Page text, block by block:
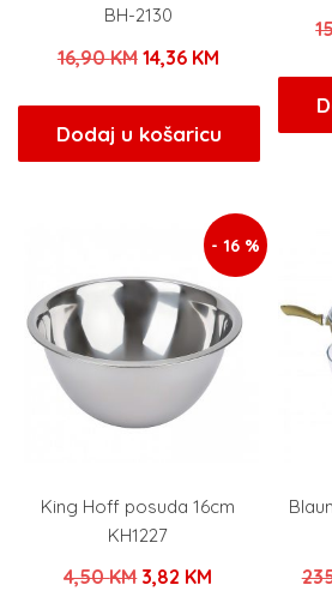
BH-2130
16,90KM Izvorna
bila
je:
14,36 KMTrenutna
je:
14,36 KM.
Dodaj u košaricu
- 16 %
King Hoff posuda 16cm
KH1227
4,50KM Izvorna
3,82 KM